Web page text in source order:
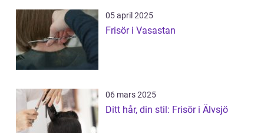
05 april 2025
Frisör i Vasastan
06 mars 2025
Ditt hår, din stil: Frisör i Älvsjö